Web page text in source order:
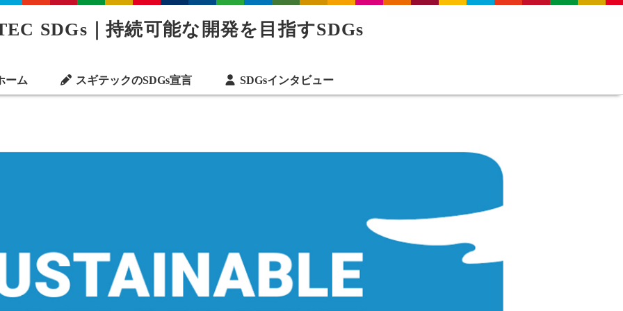
SDGs｜持続可能な開発を目指すSDGs
ーム スギテックのSDGs宣言 SDGsインタビュー